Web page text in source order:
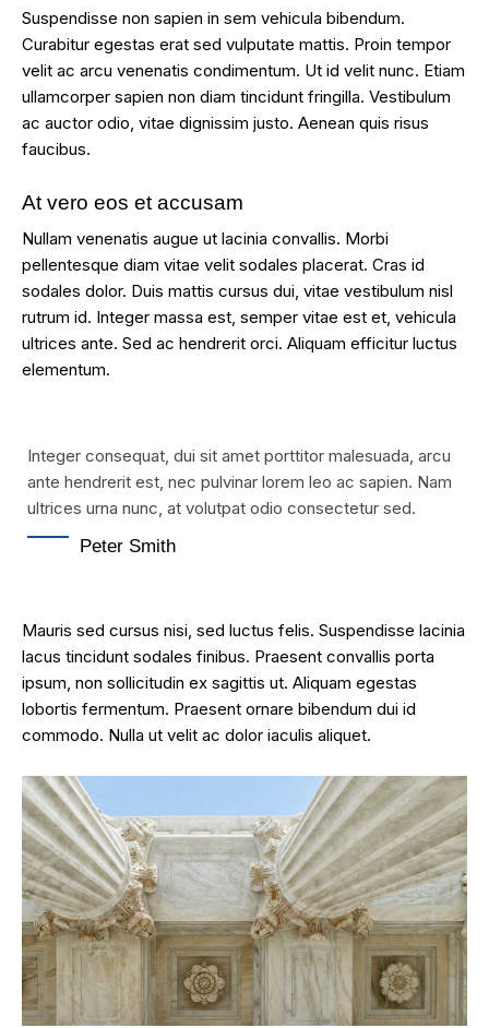
Suspendisse non sapien in sem vehicula bibendum.
Curabitur egestas erat sed vulputate mattis. Proin tempor
velit ac arcu venenatis condimentum. Ut id velit nunc. Etiam
ullamcorper sapien non diam tincidunt fringilla. Vestibulum
ac auctor odio, vitae dignissim justo. Aenean quis risus
faucibus.
At vero eos et accusam
Nullam venenatis augue ut lacinia convallis. Morbi
pellentesque diam vitae velit sodales placerat. Cras id
sodales dolor. Duis mattis cursus dui, vitae vestibulum nisl
rutrum id. Integer massa est, semper vitae est et, vehicula
ultrices ante. Sed ac hendrerit orci. Aliquam efficitur luctus
elementum.
Integer consequat, dui sit amet porttitor malesuada, arcu
ante hendrerit est, nec pulvinar lorem leo ac sapien. Nam
ultrices urna nunc, at volutpat odio consectetur sed.
Peter Smith
Mauris sed cursus nisi, sed luctus felis. Suspendisse lacinia
lacus tincidunt sodales finibus. Praesent convallis porta
ipsum, non sollicitudin ex sagittis ut. Aliquam egestas
lobortis fermentum. Praesent ornare bibendum dui id
commodo. Nulla ut velit ac dolor iaculis aliquet.